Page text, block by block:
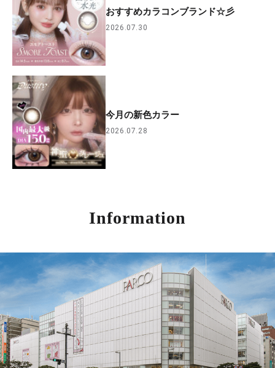
おすすめカラコンブランド☆彡
2026.07.30
今月の新色カラー
2026.07.28
Information